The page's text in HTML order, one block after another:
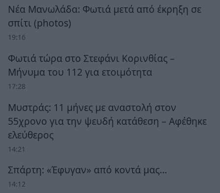
Νέα Μανωλάδα: Φωτιά μετά από έκρηξη σε
σπίτι (photos)
19:16
Φωτιά τώρα στο Στεφάνι Κορινθίας –
Μήνυμα του 112 για ετοιμότητα
17:28
Μυστράς: 11 μήνες με αναστολή στον
55χρονο για την ψευδή κατάθεση – Αφέθηκε
ελεύθερος
14:21
Σπάρτη: «Έφυγαν» από κοντά μας…
14:12